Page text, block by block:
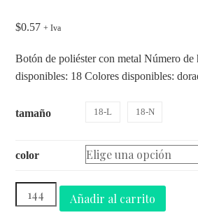
$0.57 + Iva
Botón de poliéster con metal Número de
disponibles: 18 Colores disponibles:
tamaño 18-L 18-N
color
Añadir al carrito